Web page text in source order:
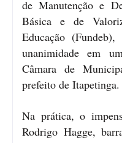
de Manutenção e
Básica e de
Educação
unanimidade em
Câmara de
prefeito de Itapetinga.
Na prática, o
Rodrigo Hagge,